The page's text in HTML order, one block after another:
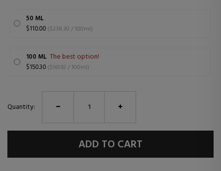
50 ML
$110.00
($238.30 / 100ml)
100 ML The best option!
$150.30 ($161.92 / 100ml)
Quantity:
ADD TO CART